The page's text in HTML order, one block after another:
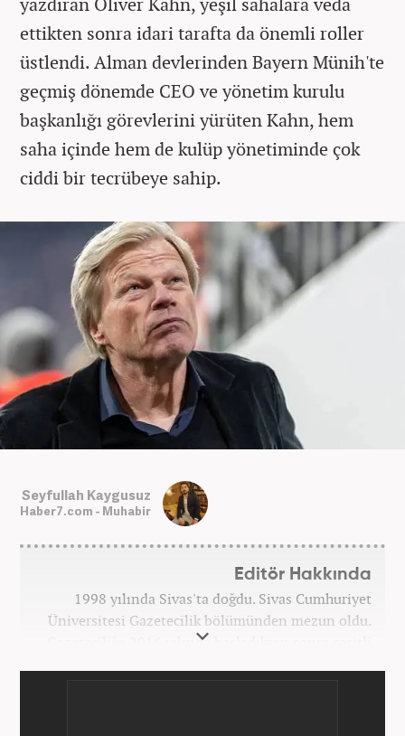
ettikten sonra idari tarafta da önemli roller
üstlendi. Alman devlerinden Bayern Münih'te
geçmiş dönemde CEO ve yönetim kurulu
başkanlığı görevlerini yürüten Kahn, hem
saha içinde hem de kulüp yönetiminde çok
ciddi bir tecrübeye sahip.
Seyfullah Kaygusuz
Haber7.com - Muhabir
Editör Hakkında
1998 yılında Sivas'ta doğdu. Sivas Cumhuriyet
Üniversitesi Gazetecilik bölümünden mezun oldu.
Gazeteciliğe 2016 yılında başladıktan sonra çeşitli